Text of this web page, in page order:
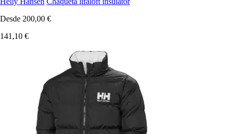
Desde 200,00 €
141,10 €